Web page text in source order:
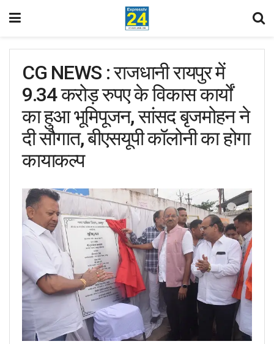
CG NEWS : राजधानी रायपुर में
9.34 करोड़ रुपए के विकास कार्यों
का हुआ भूमिपूजन, सांसद बृजमोहन ने
दी सौगात, बीएसयूपी कॉलोनी का होगा
कायाकल्प